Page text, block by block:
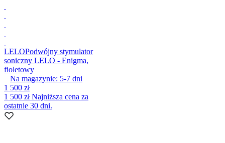
LELOPodwójny stymulator
soniczny LELO - Enigma,
fioletowy
Na magazynie: 5-7 dni
1 500 zł
1 500 złNajniższa cena za
ostatnie 30 dni.